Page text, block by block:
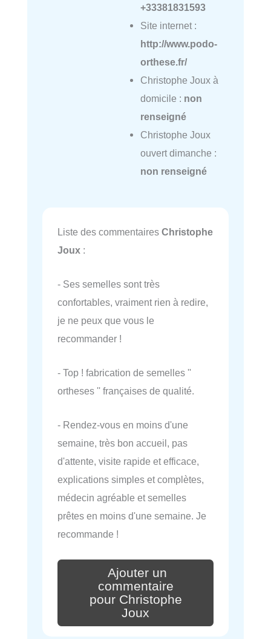
+33381831593
Site internet :
http://www.podo-
orthese.fr/
Christophe Joux à
domicile : non
renseigné
Christophe Joux
ouvert dimanche :
non renseigné
Liste des commentaires Christophe
Joux :
- Ses semelles sont très
confortables, vraiment rien à redire,
je ne peux que vous le
recommander !
- Top ! fabrication de semelles ''
ortheses '' françaises de qualité.
- Rendez-vous en moins d'une
semaine, très bon accueil, pas
d'attente, visite rapide et efficace,
explications simples et complètes,
médecin agréable et semelles
prêtes en moins d'une semaine. Je
recommande !
Ajouter un
commentaire
pour Christophe
Joux